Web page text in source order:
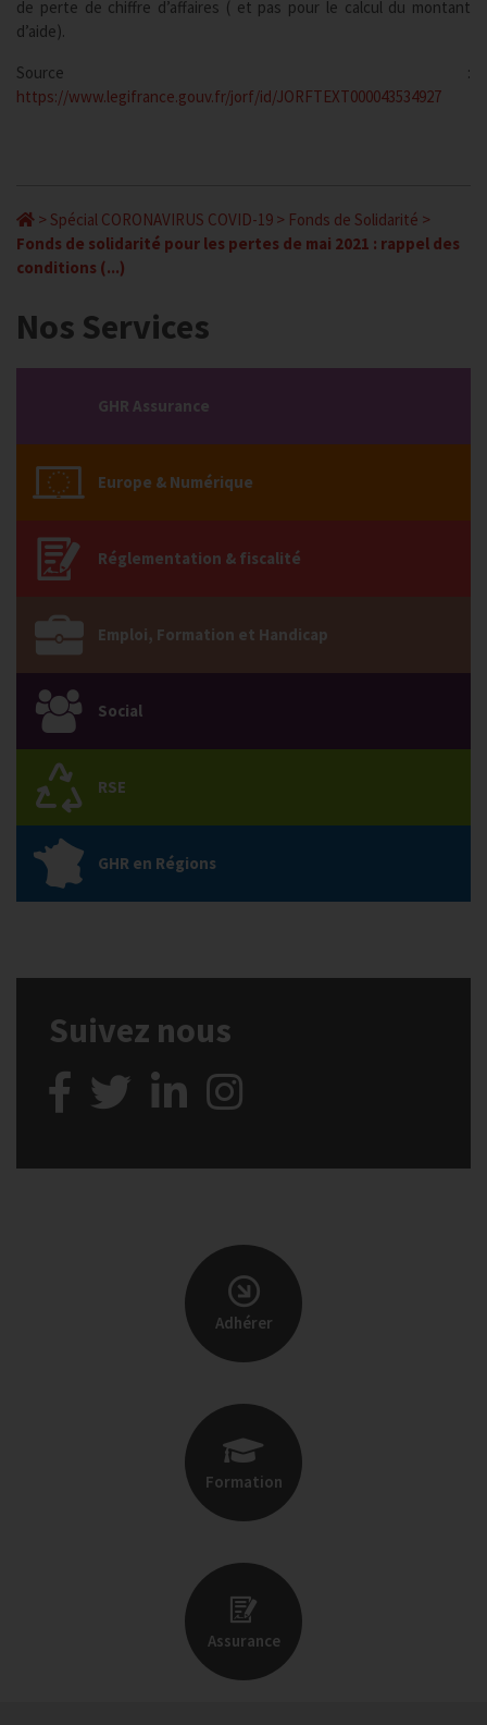
de perte de chiffre d’affaires ( et pas pour le calcul du montant
d’aide).
Source :
https://www.legifrance.gouv.fr/jorf/id/JORFTEXT000043534927
> Spécial CORONAVIRUS COVID-19 > Fonds de Solidarité >
Fonds de solidarité pour les pertes de mai 2021 : rappel des
conditions (...)
Nos Services
GHR Assurance
Europe & Numérique
Réglementation & fiscalité
Emploi, Formation et Handicap
Social
RSE
GHR en Régions
Suivez nous
Adhérer
Formation
Assurance